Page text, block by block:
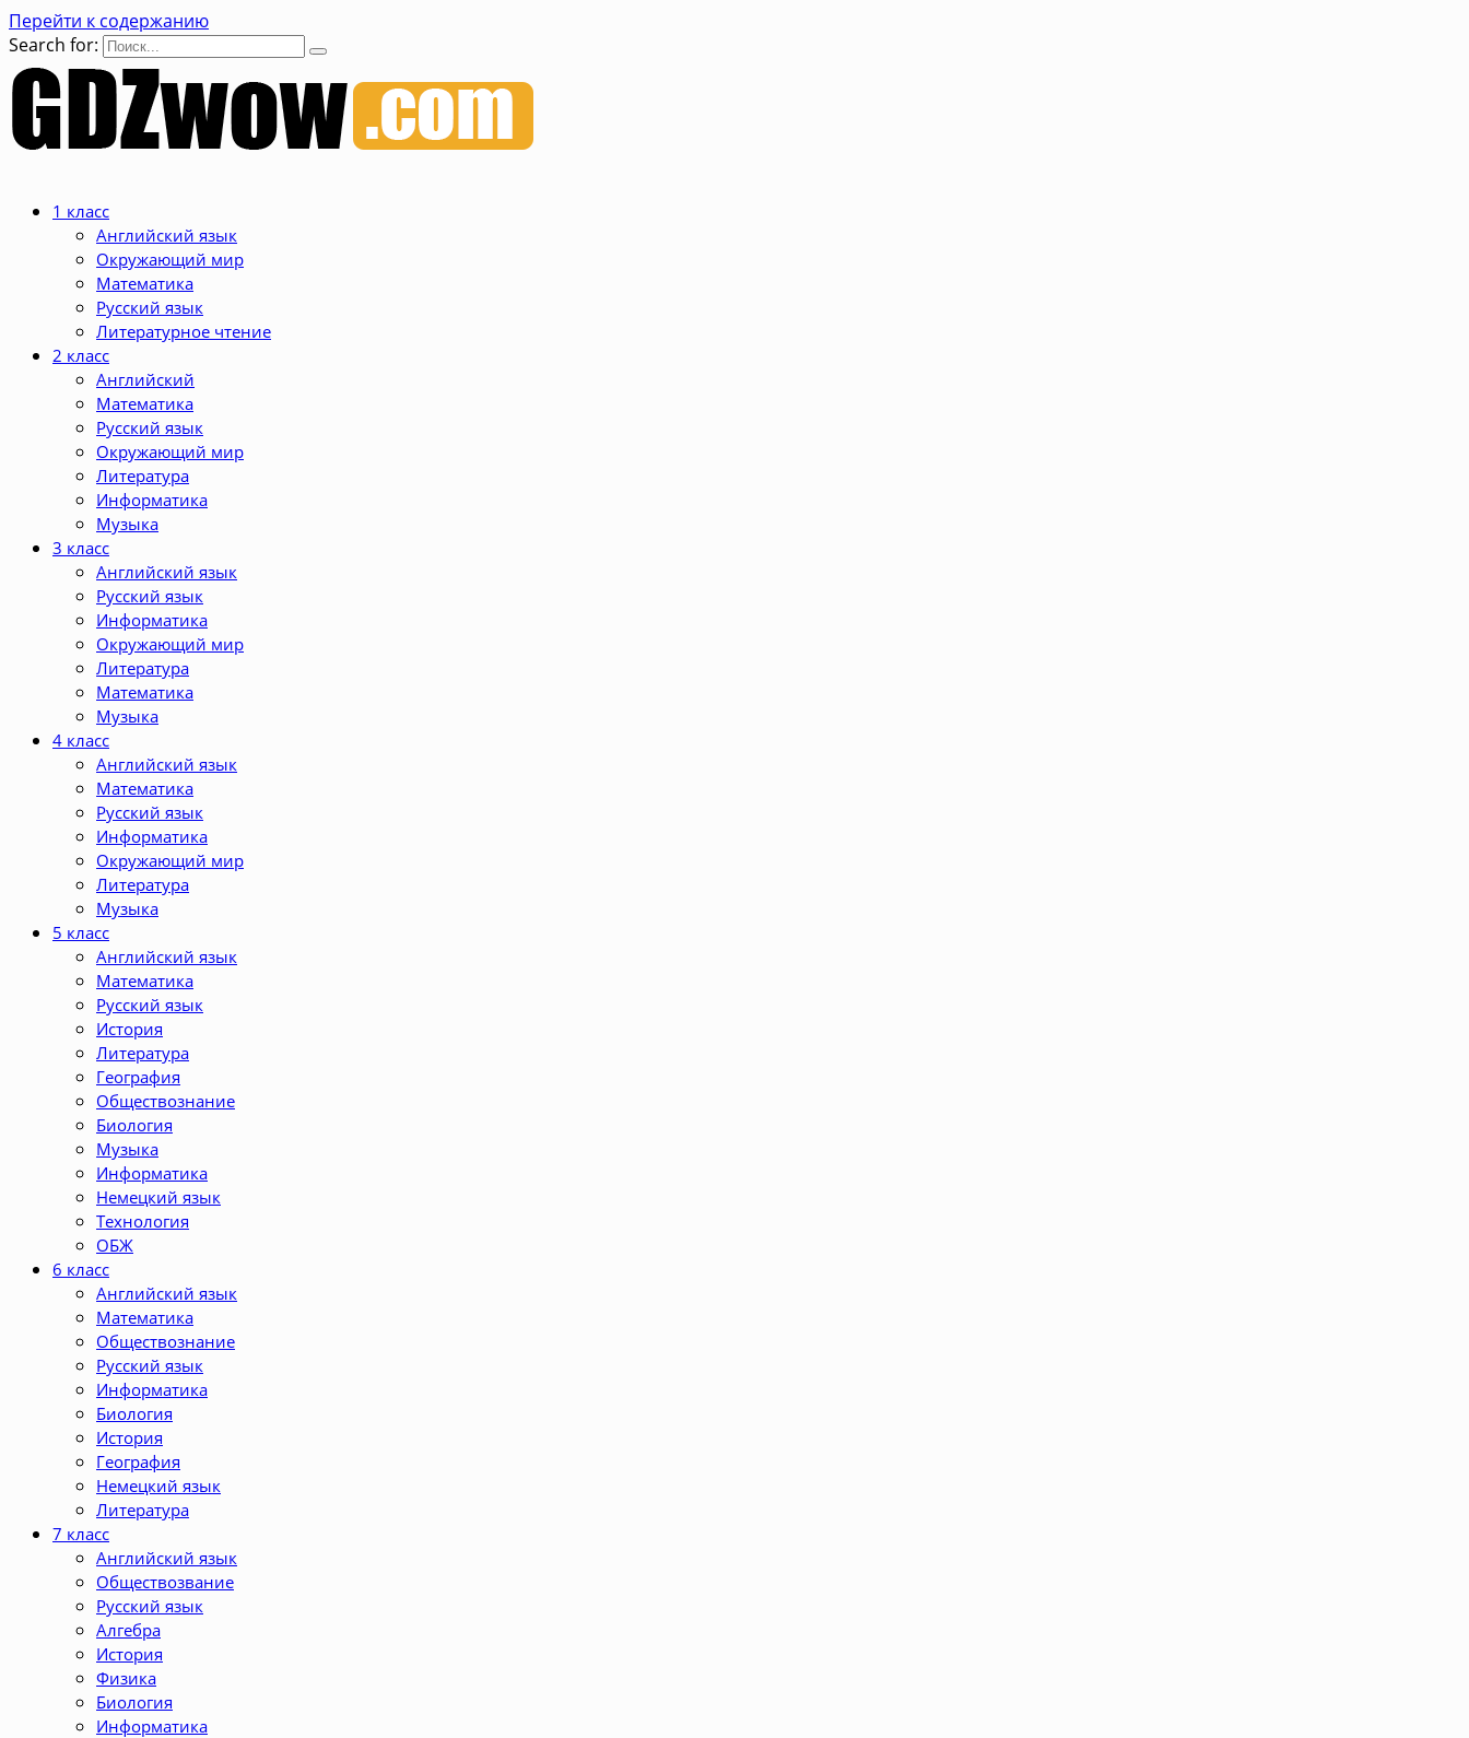
Перейти к содержанию
Search for:
1 класс
Английский язык
Окружающий мир
Математика
Русский язык
Литературное чтение
2 класс
Английский
Математика
Русский язык
Окружающий мир
Литература
Информатика
Музыка
3 класс
Английский язык
Русский язык
Информатика
Окружающий мир
Литература
Математика
Музыка
4 класс
Английский язык
Математика
Русский язык
Информатика
Окружающий мир
Литература
Музыка
5 класс
Английский язык
Математика
Русский язык
История
Литература
География
Обществознание
Биология
Музыка
Информатика
Немецкий язык
Технология
ОБЖ
6 класс
Английский язык
Математика
Обществознание
Русский язык
Информатика
Биология
История
География
Немецкий язык
Литература
7 класс
Английский язык
Обществозвание
Русский язык
Алгебра
История
Физика
Биология
Информатика